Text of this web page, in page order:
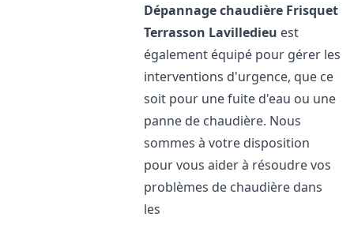
Dépannage chaudière Frisquet
Terrasson Lavilledieu est
également équipé pour gérer les
interventions d'urgence, que ce
soit pour une fuite d'eau ou une
panne de chaudière. Nous
sommes à votre disposition
pour vous aider à résoudre vos
problèmes de chaudière dans
les